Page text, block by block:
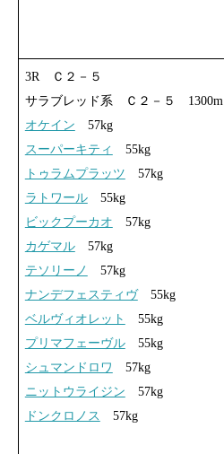
3R Ｃ２－５
サラブレッド系 Ｃ２－５ 1300m
オケイン 57kg
スーパーキティ
55kg
トゥラムプラッツ 57kg
ラトワール55kg
ビックプーカオ 57kg
カゲマル57kg
テソリーノ
57kg
ナンデフェスティヴ55kg
ベルヴィオレット
55kg
プリマフェーヴル55kg
シュマンドロワ
57kg
ニットウライジン 57kg
ドンクロノス
57kg